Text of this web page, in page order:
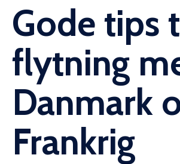
Gode tips
flytning
Danmark
Frankrig